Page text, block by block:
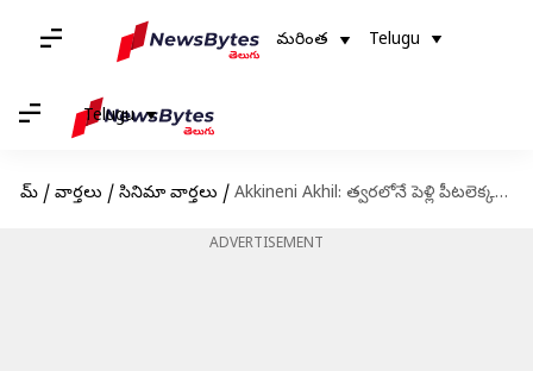
మరింత Telugu
Telugu
హోమ్ / వార్తలు / సినిమా వార్తలు / Akkineni Akhil: త్వరలోనే పెళ్లి పీటలెక్కబోతున్న అక్కినేని అఖిల్
ADVERTISEMENT